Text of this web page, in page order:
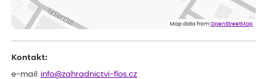
Doporučuji :). Spokojenost, stromky v pěkném stavu. Jediné, co
my chybělo, bylo komunikování nedostupného zboží před
Map data fromOpenStreetMap
Kontakt:
e-mail: info@zahradnictvi-flos.cz